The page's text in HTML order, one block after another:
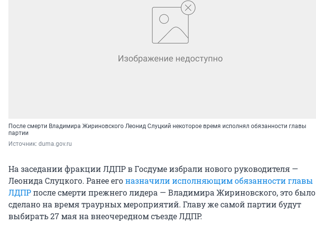
После смерти Владимира Жириновского Леонид Слуцкий некоторое время исполнял обязанности главы
партии
Источник: duma.gov.ru
На заседании фракции ЛДПР в Госдуме избрали нового руководителя —
Леонида Слуцкого. Ранее егоназначили исполняющим обязанности главы
ЛДПРпосле смерти прежнего лидера — Владимира Жириновского, это было
сделано на время траурных мероприятий. Главу же самой партии будут
выбирать 27 мая на внеочередном съезде ЛДПР.